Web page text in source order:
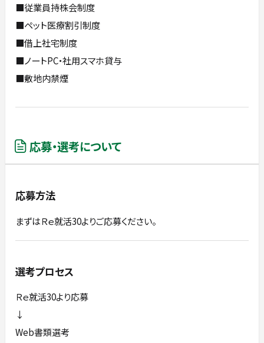
■従業員持株会制度
■ペット医療割引制度
■借上社宅制度
■ノートPC・社用スマホ貸与
■敷地内禁煙
応募・選考について
応募方法
まずはＲｅ就活30よりご応募ください。
選考プロセス
Ｒｅ就活30より応募
↓
Web書類選考